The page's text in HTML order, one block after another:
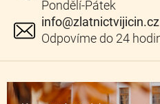
info@zlatnictvijicin.cz